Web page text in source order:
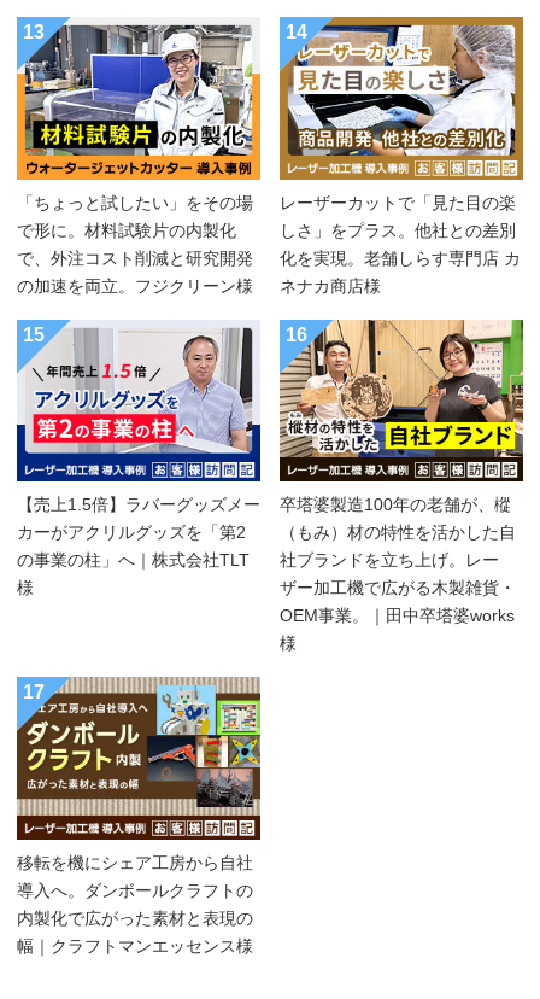
13
「ちょっと試したい」をその場
で形に。材料試験片の内製化
で、外注コスト削減と研究開発
の加速を両立。フジクリーン様
14
レーザーカットで「見た目の楽
しさ」をプラス。他社との差別
化を実現。老舗しらす専門店 カ
ネナカ商店様
15
【売上1.5倍】ラバーグッズメー
カーがアクリルグッズを「第2
の事業の柱」へ｜株式会社TLT
様
16
卒塔婆製造100年の老舗が、樅
（もみ）材の特性を活かした自
社ブランドを立ち上げ。レー
ザー加工機で広がる木製雑貨・
OEM事業。｜田中卒塔婆works
様
17
移転を機にシェア工房から自社
導入へ。ダンボールクラフトの
内製化で広がった素材と表現の
幅｜クラフトマンエッセンス様